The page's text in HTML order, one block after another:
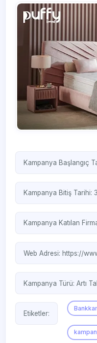
Kampanya Başlangıç
Kampanya Bitiş Tarihi:
Kampanya Katılan
Web Adresi:https://
Kampanya Türü:Artı
Etiketler: